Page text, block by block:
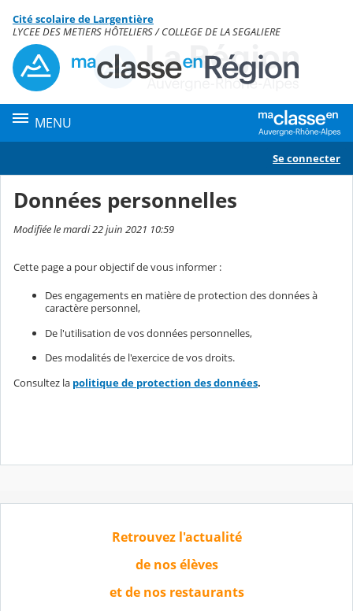
Contenu
Cité scolaire de Largentière
LYCEE DES METIERS HÔTELIERS / COLLEGE DE LA SEGALIERE
MENU
Se connecter
Données personnelles
Modifiée le mardi 22 juin 2021 10:59
Cette page a pour objectif de vous informer :
Des engagements en matière de protection des données à
caractère personnel,
De l'utilisation de vos données personnelles,
Des modalités de l'exercice de vos droits.
Consultez la politique de protection des données.
Retrouvez l'actualité
de nos élèves
et de nos restaurants